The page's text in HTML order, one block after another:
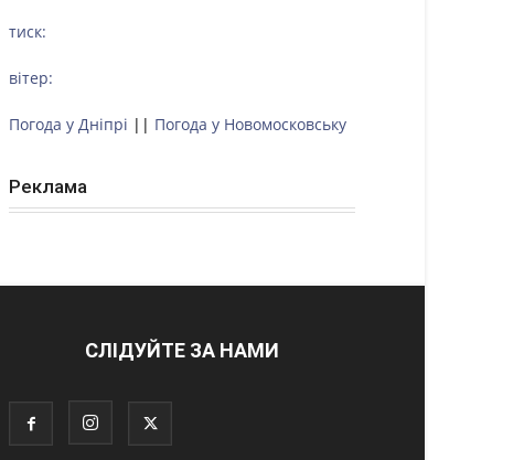
тиск:
вітер:
Погода у Дніпрі || Погода у Новомосковську
Реклама
СЛІДУЙТЕ ЗА НАМИ